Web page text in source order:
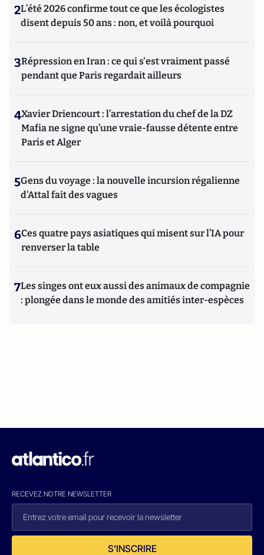
2L’été 2026 confirme tout ce que les écologistes
disent depuis 50 ans : non, et voilà pourquoi
3Répression en Iran : ce qui s'est vraiment passé
pendant que Paris regardait ailleurs
4Xavier Driencourt : l’arrestation du chef de la DZ
Mafia ne signe qu’une vraie-fausse détente entre
Paris et Alger
5Gens du voyage : la nouvelle incursion régalienne
d'Attal fait des vagues
6Ces quatre pays asiatiques qui misent sur l’IA pour
renverser la table
7Les singes ont eux aussi des animaux de compagnie
: plongée dans le monde des amitiés inter-espèces
RECEVEZ NOTRE NEWSLETTER
S'INSCRIRE